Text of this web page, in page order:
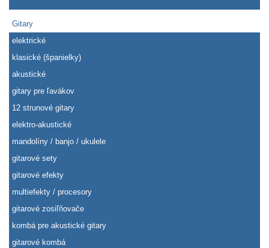
Gitary
elektrické
klasické (španielky)
akustické
gitary pre ľavákov
12 strunové gitary
elektro-akustické
mandolíny / banjo / ukulele
gitarové sety
gitarové efekty
multiefekty / procesory
gitarové zosiľňovače
kombá pre akustické gitary
gitarové kombá